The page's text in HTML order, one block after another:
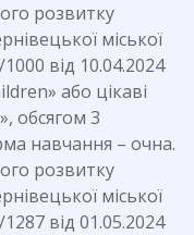
розвитку
міської
від 10.04.2024
або цікаві
обсягом 3
навчання – очна.
розвитку
міської
від 01.05.2024